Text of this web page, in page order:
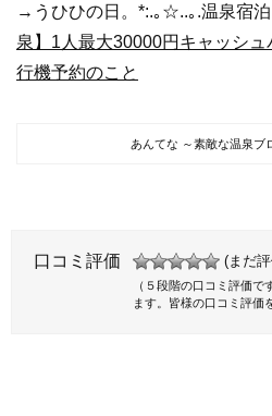
→うひひの日。*:.｡☆..｡.温泉宿
泉】1人最大30000円キャッシ
行機予約のこと
あんてな ～素敵な温泉ブ
口コミ評価 (まだ
（５段階の口コミ評価で
ます。皆様の口コミ評価